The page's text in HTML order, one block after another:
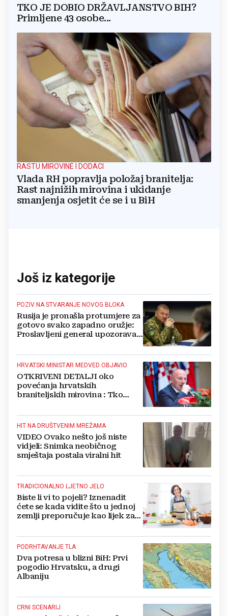
TKO JE DOBIO DRŽAVLJANSTVO BIH?
Primljene 43 osobe...
RASTU MIROVINE I DODACI
Vlada RH popravlja položaj branitelja:
Rast najnižih mirovina i ukidanje
smanjenja osjetit će se i u BiH
Još iz kategorije
POZIV NA STVARANJE NOVOG BLOKA
Rusija je pronašla protumjere za
gotovo svako zapadno oružje:
Proslavljeni general upozorava
HRVATSKI MINISTAR MEDVED OBJAVIO
OTKRIVENI DETALJI oko
povećanja hrvatskih
braniteljskih mirovina : Tko
HIT NA DRUŠTVENIM MREŽAMA
VIDEO Ovako nešto još niste
vidjeli: Snimka neobičnog
smještaja postala viralni hit
TRADICIONALNO LJETNO JELO
Biste li vi to pojeli? Iznenadit
ćete se kada vidite što u jednoj
zemlji preporučuje kao lijek za
PODRHTAVANJE TLA
Dva potresa u blizni BiH: Prvi
pogodio Hrvatsku, a drugi
Albaniju
CRNI SCENARIJ